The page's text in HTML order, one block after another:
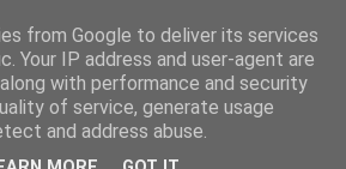
from Google to deliver its services
Your IP address and user-agent are
with performance and security
of service, generate usage
and address abuse.